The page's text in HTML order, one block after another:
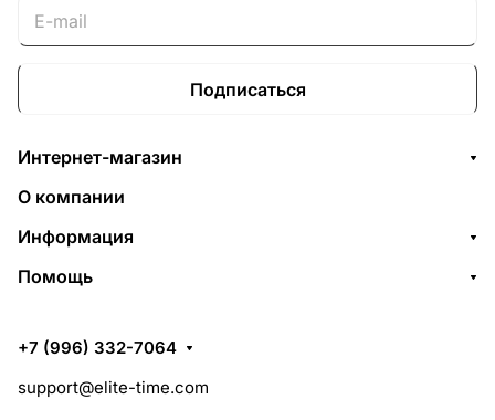
Подписаться
Интернет-магазин
О компании
Информация
Помощь
+7 (996) 332-7064
support@elite-time.com